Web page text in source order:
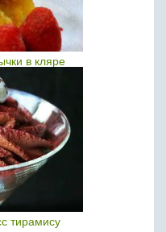
в кляре
тирамису